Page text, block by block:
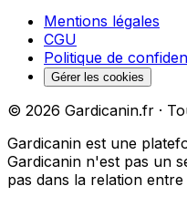
Mentions légales
CGU
Politique de
Gérer les cookies
© 2026 Gardicanin.fr ·
Gardicanin est une
Gardicanin n'est pas un
pas dans la relation entre